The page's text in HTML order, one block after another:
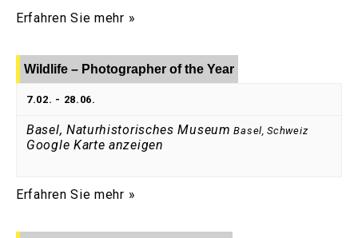
Erfahren Sie mehr »
Wildlife – Photographer of the Year
7.02. - 28.06.
Basel, Naturhistorisches Museum Basel, Schweiz
Google Karte anzeigen
Erfahren Sie mehr »